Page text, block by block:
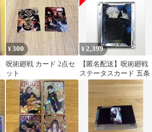
¥300
呪術廻戦 カード 2点セ
ット
¥ 2,399
【匿名配送】呪術廻戦
ステータスカード 五条